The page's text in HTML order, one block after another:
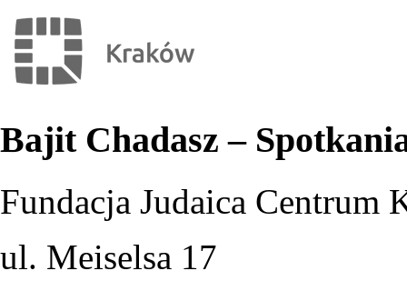
Bajit Chadasz –
Fundacja Judaica
ul. Meiselsa 17